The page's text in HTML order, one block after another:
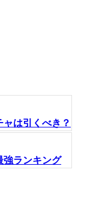
ャは引くべき？
強ランキング